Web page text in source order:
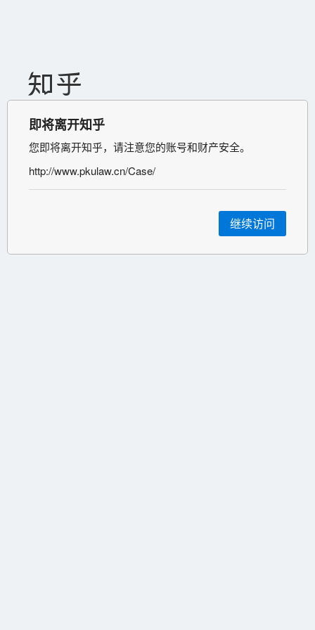
即将离开知乎
您即将离开知乎，请注意您的账号和财产安全。
http://www.pkulaw.cn/Case/
继续访问